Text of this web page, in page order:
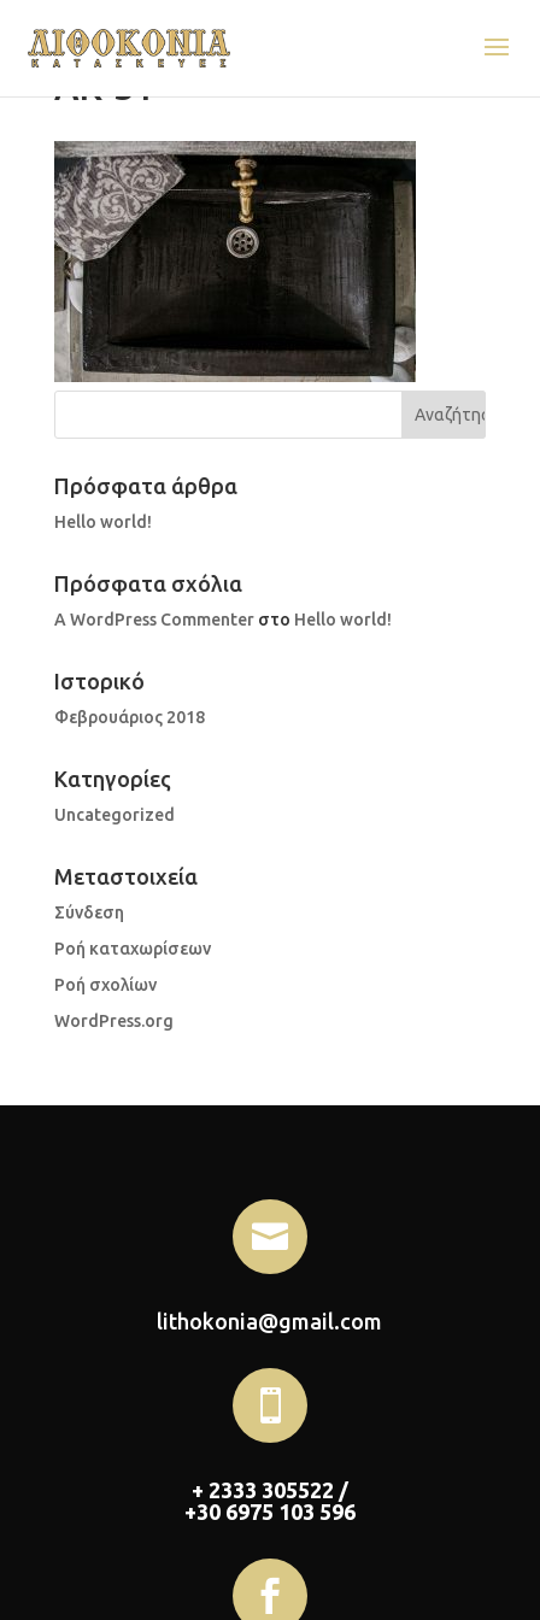
AK-31
Πρόσφατα άρθρα
Hello world!
Πρόσφατα σχόλια
A WordPress Commenterστο Hello world!
Ιστορικό
Φεβρουάριος 2018
Kατηγορίες
Uncategorized
Μεταστοιχεία
Σύνδεση
Ροή καταχωρίσεων
Ροή σχολίων
WordPress.org

lithokonia@gmail.com

+ 2333 305522 /
+30 6975 103 596
